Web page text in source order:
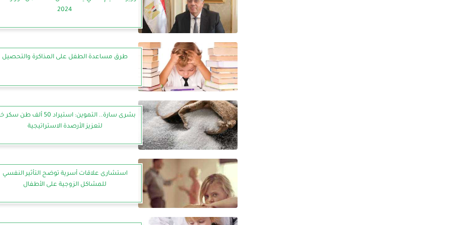
2024
طرق مساعدة الطفل على المذاكرة والتحصيل
بشرى سارة.. التموين: استيراد 50 ألف طن
لتعزيز الأرصدة الاستراتيجية
استشارى علاقات أسرية توضح التأثير النفسي
للمشاكل الزوجية على الأطفال